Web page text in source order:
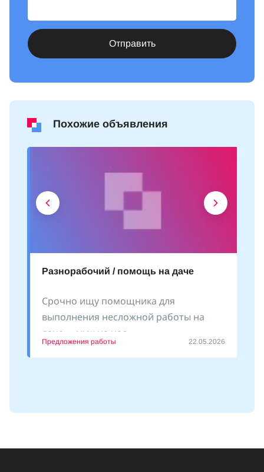
Отправить
Похожие объявления
Разнорабочий / помощь на даче
Срочно ищу помощника для
выполнения несложной работы на
даче - «муж на час»
Предложения работы 22.05.2026